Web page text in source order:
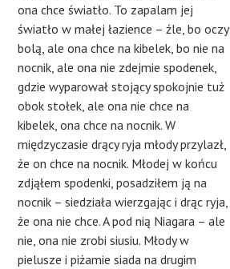
ona chce światło. To zapalam jej
światło w małej łazience – źle, bo oczy
bolą, ale ona chce na kibelek, bo nie na
nocnik, ale ona nie zdejmie spodenek,
gdzie wyparował stojący spokojnie tuż
obok stołek, ale ona nie chce na
kibelek, ona chce na nocnik. W
międzyczasie drący ryja młody przylazł,
że on chce na nocnik. Młodej w końcu
zdjąłem spodenki, posadziłem ją na
nocnik – siedziała wierzgając i drąc ryja,
że ona nie chce. A pod nią Niagara – ale
nie, ona nie zrobi siusiu. Młody w
pielusze i piżamie siada na drugim